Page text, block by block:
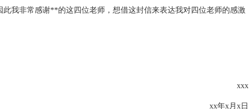
我非常感谢**的这四位老师，想借这封信来表达我对四位老师的感激
xxx
xx年x月x日